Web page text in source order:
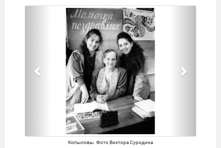
Предыдущий
Копыловы. Фото Виктора Суродина